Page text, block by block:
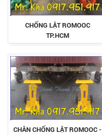
CHỐNG LẬT ROMOOC
TP.HCM
CHÂN CHỐNG LẬT ROMOOC -